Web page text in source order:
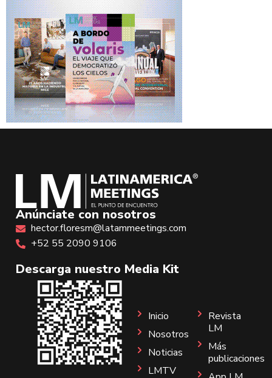
Anúnciate con nosotros
hector.floresm@latammeetings.com
+52 55 2090 9106
Descarga nuestro Media Kit
Inicio
Nosotros
Noticias
LMTV
Revista
LM
Más
publicaciones